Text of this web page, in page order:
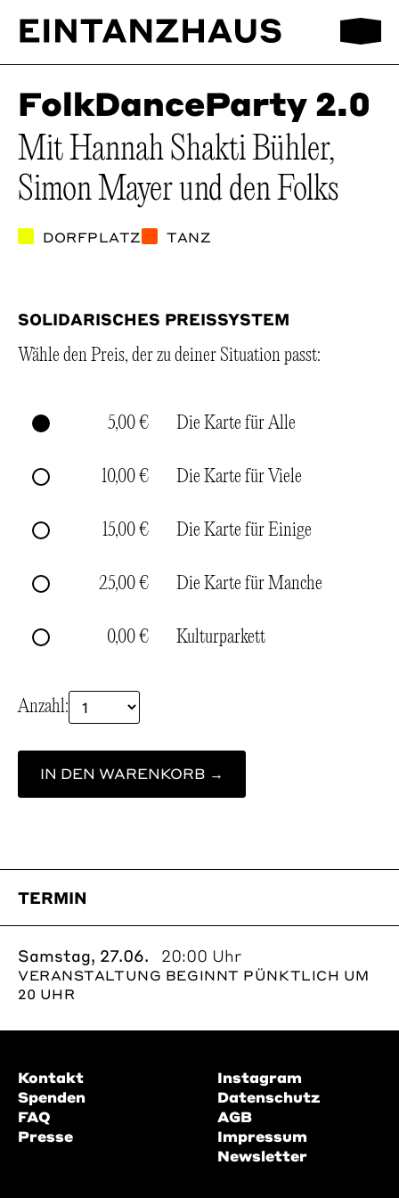
EinTanzHaus e.V.
FolkDanceParty 2.0
Mit Hannah Shakti Bühler,
Simon Mayer und den Folks
DORFPLATZ TANZ
SOLIDARISCHES PREISSYSTEM
Wähle den Preis, der zu deiner Situation passt:
5,00 € Die Karte für Alle
10,00 € Die Karte für Viele
15,00 € Die Karte für Einige
25,00 € Die Karte für Manche
0,00 € Kulturparkett
Anzahl:
IN DEN WARENKORB →
TERMIN
Samstag, 27.06. 20:00 Uhr
VERANSTALTUNG BEGINNT PÜNKTLICH UM
20 UHR
Kontakt
Spenden
FAQ
Presse
Instagram
Datenschutz
AGB
Impressum
Newsletter